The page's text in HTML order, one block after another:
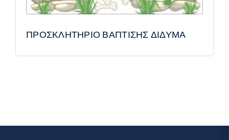
ΠΡΟΣΚΛΗΤΗΡΙΟ ΒΑΠΤΙΣΗΣ ΔΙΔΥΜΑ